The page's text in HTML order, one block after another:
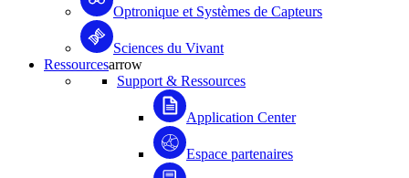
Optronique et Systèmes de Capteurs
Sciences du Vivant
Ressourcesarrow
Support & Ressources
Application Center
Espace partenaires